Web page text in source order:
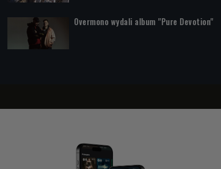
Overmono wydali album "Pure Devotion"